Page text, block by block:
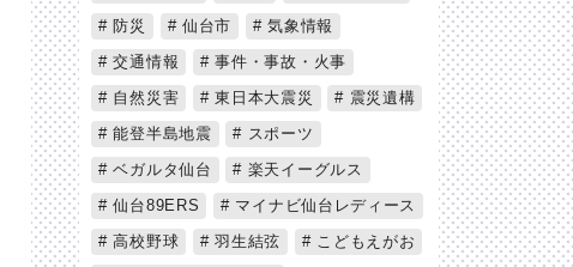
防災
仙台市
気象情報
交通情報
事件・事故・火事
自然災害
東日本大震災
震災遺構
能登半島地震
スポーツ
ベガルタ仙台
楽天イーグルス
仙台89ERS
マイナビ仙台レディース
高校野球
羽生結弦
こどもえがお